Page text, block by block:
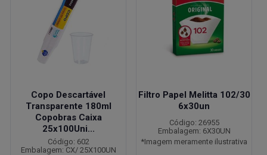
Copo Descartável
Transparente 180ml
Copobras Caixa
25x100Uni...
Código: 602
Embalagem: CX/ 25X100UN
Filtro Papel Melitta 102/30
6x30un
Código: 26955
Embalagem: 6X30UN
*Imagem meramente ilustrativa